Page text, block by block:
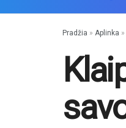
Pradžia » Aplinka »